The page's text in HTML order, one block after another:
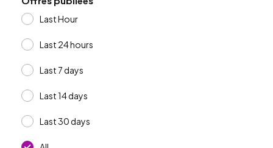
Last Hour
Last 24 hours
Last 7 days
Last 14 days
Last 30 days